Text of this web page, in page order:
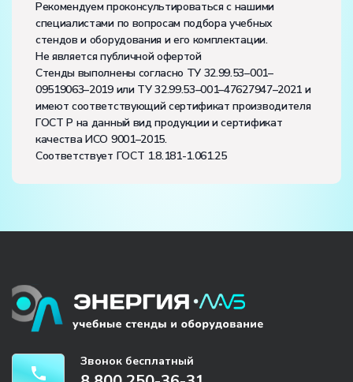
Рекомендуем проконсультироваться с нашими
специалистами по вопросам подбора учебных
стендов и оборудования и его комплектации.
Не является публичной офертой
Стенды выполнены согласно ТУ 32.99.53–001–
09519063–2019 или ТУ 32.99.53–001–47627947–2021 и
имеют соответствующий сертификат производителя
ГОСТ Р на данный вид продукции и сертификат
качества ИСО 9001–2015.
Соответствует ГОСТ 1.8.181-1.061.25
Звонок бесплатный